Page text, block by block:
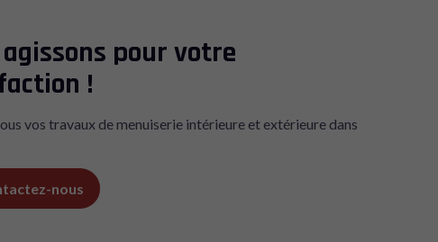
agissons pour votre
!
vos travaux de menuiserie intérieure et extérieure dans
nous